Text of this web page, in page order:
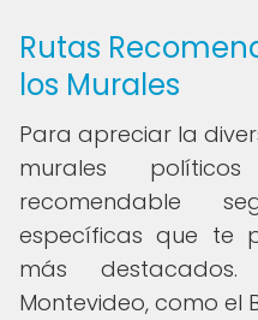
Rutas
los Murales
Para apreciar la
murales
recomendable
específicas que te
más
Montevideo, como el